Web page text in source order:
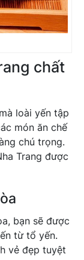
chất
loài yến tập
món ăn chế
chú trọng.
Trang được
bạn sẽ được
từ tổ yến.
vẻ đẹp tuyệt